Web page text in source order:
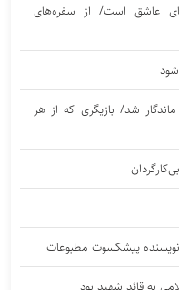
عاشق است/ از سفره‌های
شد/ بازیگری که از هر
پیشکسوت مطبوعات
به قائد شهید بود